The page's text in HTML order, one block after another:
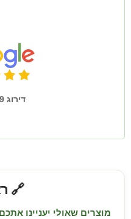
דירוג 4.9 (100+)
🔗
מוצרים שאולי יעניינו